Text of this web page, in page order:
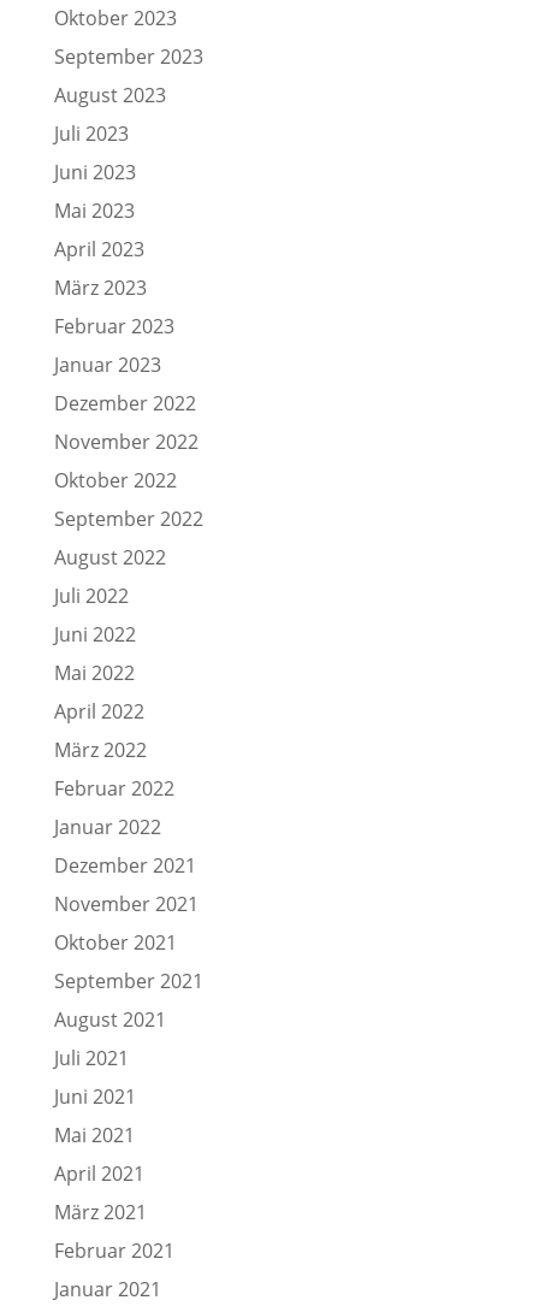
Oktober 2023
September 2023
August 2023
Juli 2023
Juni 2023
Mai 2023
April 2023
März 2023
Februar 2023
Januar 2023
Dezember 2022
November 2022
Oktober 2022
September 2022
August 2022
Juli 2022
Juni 2022
Mai 2022
April 2022
März 2022
Februar 2022
Januar 2022
Dezember 2021
November 2021
Oktober 2021
September 2021
August 2021
Juli 2021
Juni 2021
Mai 2021
April 2021
März 2021
Februar 2021
Januar 2021